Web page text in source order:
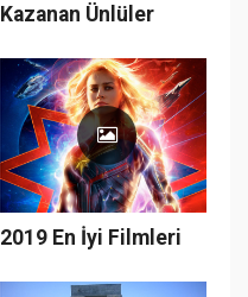
Kazanan Ünlüler
2019 En İyi Filmleri